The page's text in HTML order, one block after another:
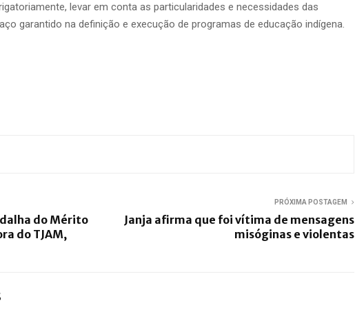
levar em conta as particularidades e necessidades das
garantido na definição e execução de programas de educação indígena.
do Mérito
do TJAM,
PRÓXIMA POSTAGEM
Janja afirma que foi vítima de mensagens
misóginas e violentas